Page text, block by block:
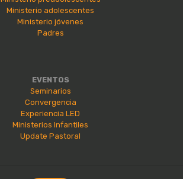
Ministerio adolescentes
Ministerio jóvenes
Padres
EVENTOS
Seminarios
Convergencia
Experiencia LED
Ministerios Infantiles
Update Pastoral